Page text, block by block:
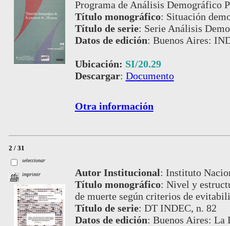
Programa de Análisis Demográfico
Título monográfico: Situación
Título de serie: Serie Análisis
Datos de edición: Buenos Aires:
Ubicación: SI/20.29
Descargar: Documento
Otra información
2 / 31
seleccionar
imprimir Autor Institucional: Instituto
Título monográfico: Nivel y
de muerte según criterios de
Título de serie: DT INDEC, n. 82
Datos de edición: Buenos Aires: La